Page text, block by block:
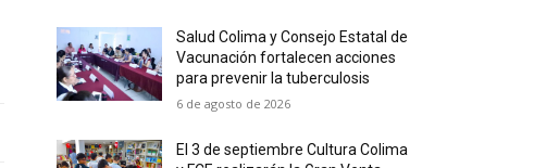
Salud Colima y Consejo Estatal de
Vacunación fortalecen acciones
para prevenir la tuberculosis
6 de agosto de 2026
El 3 de septiembre Cultura Colima